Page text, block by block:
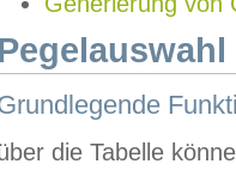
die Tabelle